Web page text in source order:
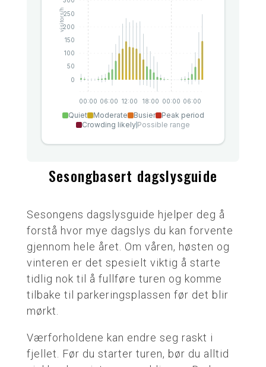
Sesongbasert dagslysguide
Sesongens dagslysguide hjelper deg å
forstå hvor mye dagslys du kan forvente
gjennom hele året. Om våren, høsten og
vinteren er det spesielt viktig å starte
tidlig nok til å fullføre turen og komme
tilbake til parkeringsplassen før det blir
mørkt.
Værforholdene kan endre seg raskt i
fjellet. Før du starter turen, bør du alltid